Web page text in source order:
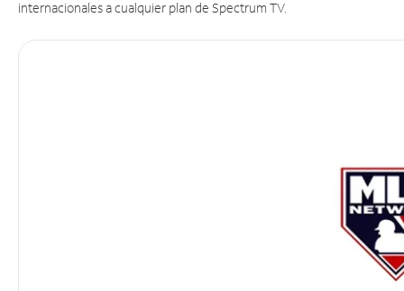
internacionales a cualquier plan de Spectrum TV.